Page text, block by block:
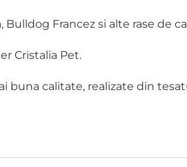
Francez si alte rase de
Cristalia Pet.
calitate, realizate din